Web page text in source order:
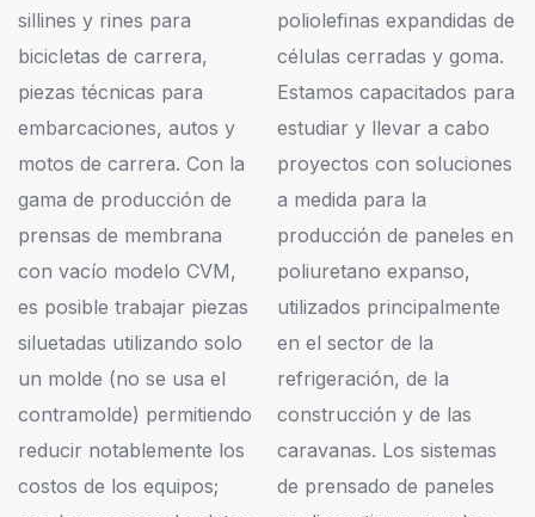
sillines y rines para
bicicletas de carrera,
piezas técnicas para
embarcaciones, autos y
motos de carrera. Con la
gama de producción de
prensas de membrana
con vacío modelo CVM,
es posible trabajar piezas
siluetadas utilizando solo
un molde (no se usa el
contramolde) permitiendo
reducir notablemente los
costos de los equipos;
poliolefinas expandidas de
células cerradas y goma.
Estamos capacitados para
estudiar y llevar a cabo
proyectos con soluciones
a medida para la
producción de paneles en
poliuretano expanso,
utilizados principalmente
en el sector de la
refrigeración, de la
construcción y de las
caravanas. Los sistemas
de prensado de paneles